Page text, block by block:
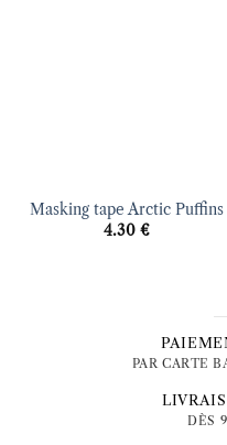
Masking tape Arctic Puffins
4.30 €
PAR CARTE
DÈS